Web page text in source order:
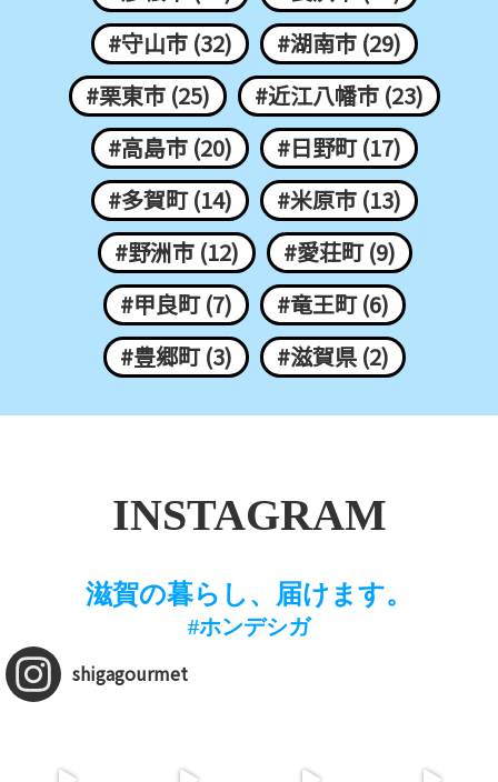
#守山市 (32)
#湖南市 (29)
#栗東市 (25)
#近江八幡市 (23)
#高島市 (20)
#日野町 (17)
#多賀町 (14)
#米原市 (13)
#野洲市 (12)
#愛荘町 (9)
#甲良町 (7)
#竜王町 (6)
#豊郷町 (3)
#滋賀県 (2)
INSTAGRAM
滋賀の暮らし、届けます。
#ホンデシガ
shigagourmet